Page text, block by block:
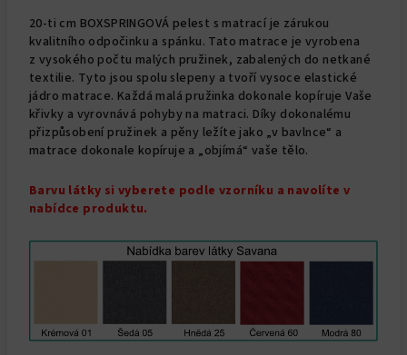
20-ti cm BOXSPRINGOVÁ pelest s matrací je zárukou
kvalitního odpočinku a spánku. Tato matrace je vyrobena
z vysokého počtu malých pružinek, zabalených do netkané
textilie. Tyto jsou spolu slepeny a tvoří vysoce elastické
jádro matrace. Každá malá pružinka dokonale kopíruje Vaše
křivky a vyrovnává pohyby na matraci. Díky dokonalému
přizpůsobení pružinek a pěny ležíte jako „v bavlnce“ a
matrace dokonale kopíruje a „objímá“ vaše tělo.
Barvu látky si vyberete podle vzorníku a navolíte v
nabídce produktu.